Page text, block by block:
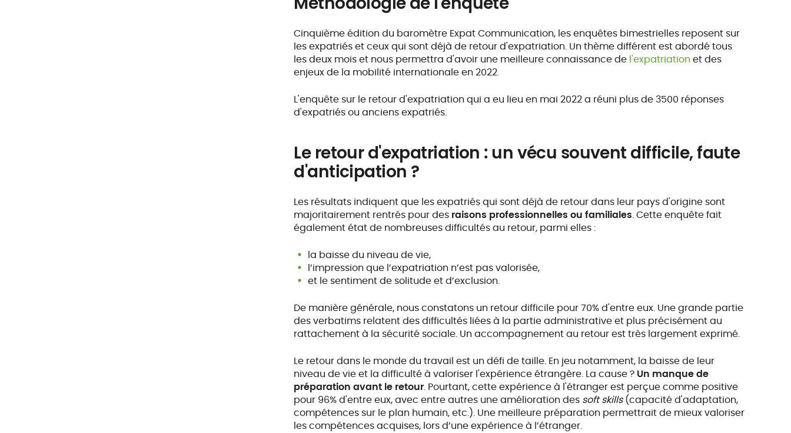
Cinquième édition du baromètre Expat Communication, les enquêtes bimestrielles reposent sur
les expatriés et ceux qui sont déjà de retour d'expatriation. Un thème différent est abordé tous
les deux mois et nous permettra d'avoir une meilleure connaissance de l'expatriation et des
enjeux de la mobilité internationale en 2022.
L'enquête sur le retour d'expatriation qui a eu lieu en mai 2022 a réuni plus de 3500 réponses
d'expatriés ou anciens expatriés.
Le retour d'expatriation : un vécu souvent difficile, faute
d'anticipation ?
Les résultats indiquent que les expatriés qui sont déjà de retour dans leur pays d'origine sont
majoritairement rentrés pour des raisons professionnelles ou familiales. Cette enquête fait
également état de nombreuses difficultés au retour, parmi elles :
la baisse du niveau de vie,
l’impression que l’expatriation n’est pas valorisée,
et le sentiment de solitude et d’exclusion.
De manière générale, nous constatons un retour difficile pour 70% d'entre eux. Une grande partie
des verbatims relatent des difficultés liées à la partie administrative et plus précisément au
rattachement à la sécurité sociale. Un accompagnement au retour est très largement exprimé.
Le retour dans le monde du travail est un défi de taille. En jeu notamment, la baisse de leur
niveau de vie et la difficulté à valoriser l'expérience étrangère. La cause ? Un manque de
préparation avant le retour. Pourtant, cette expérience à l'étranger est perçue comme positive
pour 96% d'entre eux, avec entre autres une amélioration des soft skills(capacité d'adaptation,
compétences sur le plan humain, etc.). Une meilleure préparation permettrait de mieux valoriser
les compétences acquises, lors d’une expérience à l’étranger.